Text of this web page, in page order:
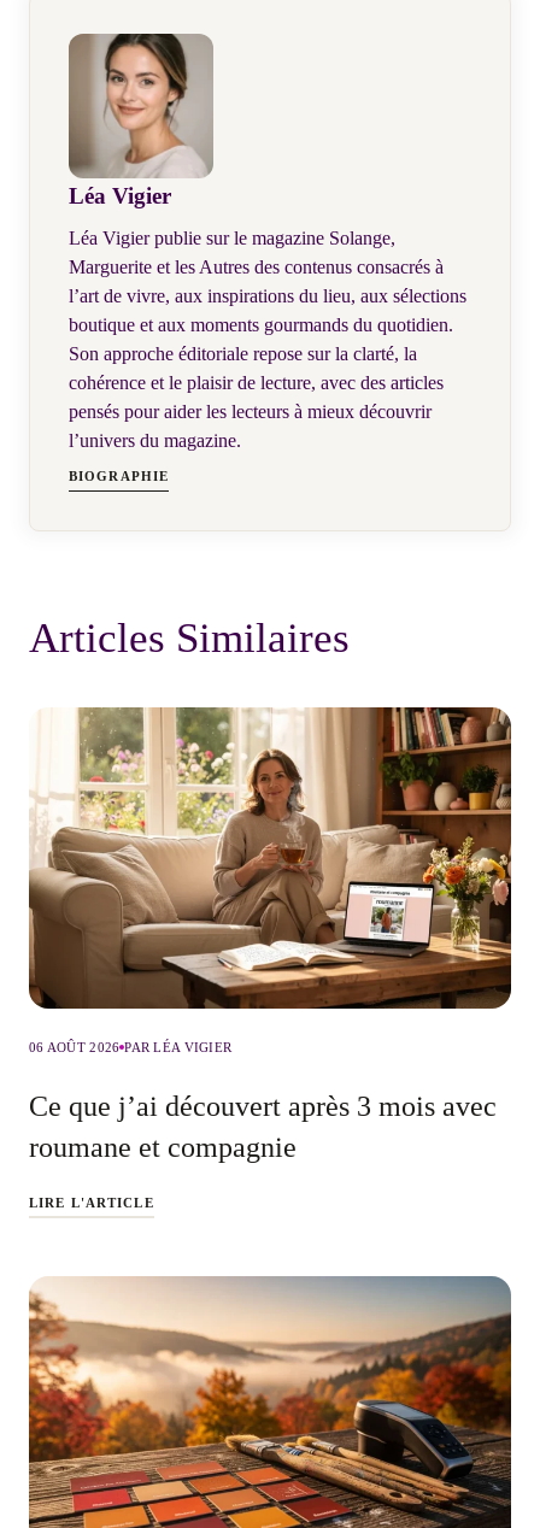
Léa Vigier
Léa Vigier publie sur le magazine Solange,
Marguerite et les Autres des contenus consacrés à
l’art de vivre, aux inspirations du lieu, aux sélections
boutique et aux moments gourmands du quotidien.
Son approche éditoriale repose sur la clarté, la
cohérence et le plaisir de lecture, avec des articles
pensés pour aider les lecteurs à mieux découvrir
l’univers du magazine.
BIOGRAPHIE
Articles Similaires
06 AOÛT 2026 PAR LÉA VIGIER
Ce que j’ai découvert après 3 mois avec
roumane et compagnie
LIRE L'ARTICLE